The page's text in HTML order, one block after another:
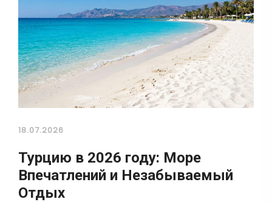
18.07.2026
Турцию в 2026 году: Море
Впечатлений и Незабываемый
Отдых